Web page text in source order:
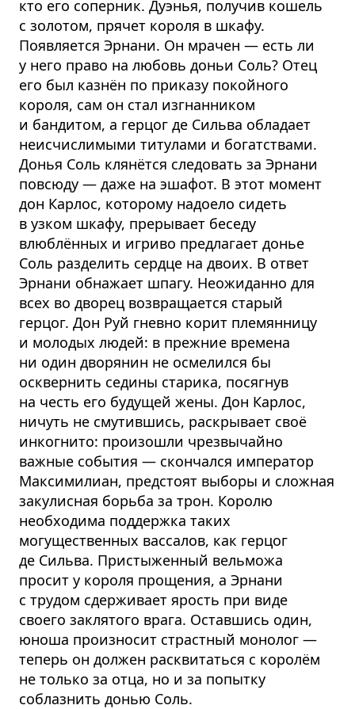
кто его соперник. Дуэнья, получив кошель
с золотом, прячет короля в шкафу.
Появляется Эрнани. Он мрачен — есть ли
у него право на любовь доньи Соль? Отец
его был казнён по приказу покойного
короля, сам он стал изгнанником
и бандитом, а герцог де Сильва обладает
неисчислимыми титулами и богатствами.
Донья Соль клянётся следовать за Эрнани
повсюду — даже на эшафот. В этот момент
дон Карлос, которому надоело сидеть
в узком шкафу, прерывает беседу
влюблённых и игриво предлагает донье
Соль разделить сердце на двоих. В ответ
Эрнани обнажает шпагу. Неожиданно для
всех во дворец возвращается старый
герцог. Дон Руй гневно корит племянницу
и молодых людей: в прежние времена
ни один дворянин не осмелился бы
осквернить седины старика, посягнув
на честь его будущей жены. Дон Карлос,
ничуть не смутившись, раскрывает своё
инкогнито: произошли чрезвычайно
важные события — скончался император
Максимилиан, предстоят выборы и сложная
закулисная борьба за трон. Королю
необходима поддержка таких
могущественных вассалов, как герцог
де Сильва. Пристыженный вельможа
просит у короля прощения, а Эрнани
с трудом сдерживает ярость при виде
своего заклятого врага. Оставшись один,
юноша произносит страстный монолог —
теперь он должен расквитаться с королём
не только за отца, но и за попытку
соблазнить донью Соль.